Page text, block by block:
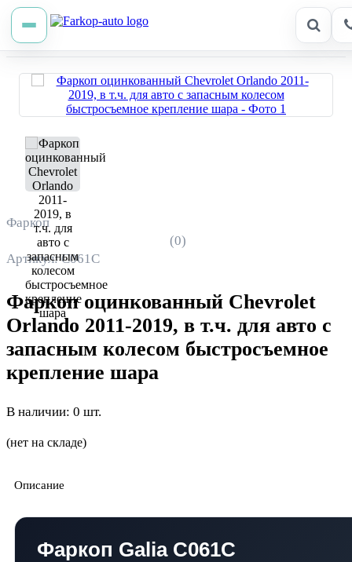
Фаркоп
(0)
Артикул: C061C
Фаркоп оцинкованный Chevrolet
Orlando 2011-2019, в т.ч. для авто с
запасным колесом быстросъемное
крепление шара
В наличии: 0 шт.
(нет на складе)
Описание
Фаркоп Galia C061C